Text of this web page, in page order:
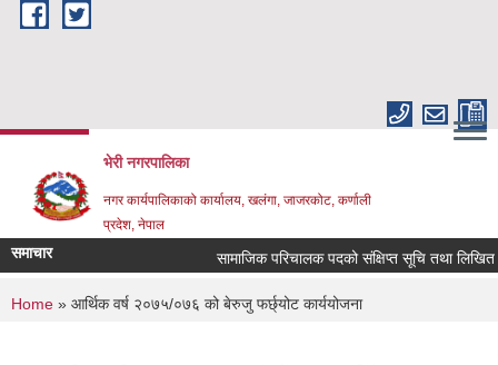
Skip to main content
भेरी नगरपालिका
नगर कार्यपालिकाको कार्यालय, खलंगा, जाजरकोट, कर्णाली
प्रदेश, नेपाल
समाचार सामाजिक परिचालक पदको संक्षिप्त सूचि तथा लिखित
You are here
Home » आर्थिक वर्ष २०७५/०७६ को बेरुजु फर्छ्योट कार्ययोजना